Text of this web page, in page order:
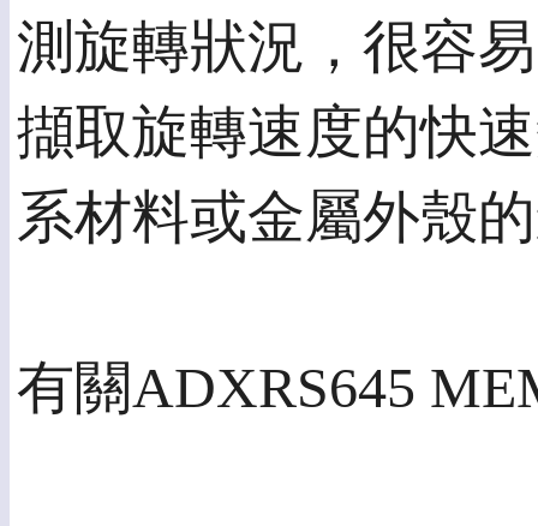
測旋轉狀況，很容
擷取旋轉速度的快
系材料或金屬外殼
有關ADXRS645